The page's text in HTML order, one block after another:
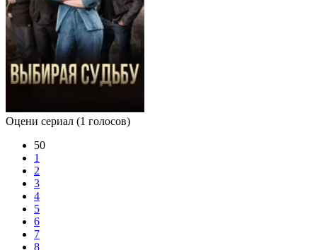
Оцени сериал (1 голосов)
50
1
2
3
4
5
6
7
8